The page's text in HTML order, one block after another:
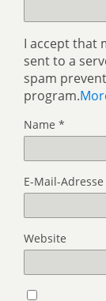
I accept that
sent to a
spam
program.
Name *
E-Mail-Adresse
Website